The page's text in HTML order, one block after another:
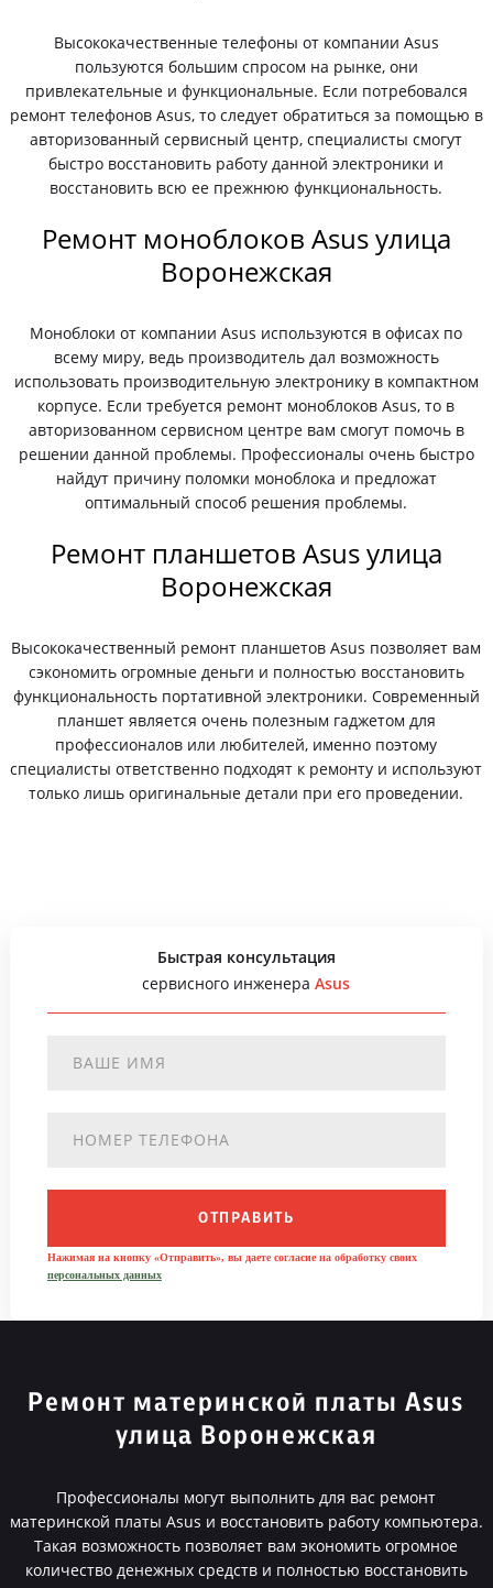
Высококачественные телефоны от компании Asus
пользуются большим спросом на рынке, они
привлекательные и функциональные. Если потребовался
ремонт телефонов Asus, то следует обратиться за помощью в
авторизованный сервисный центр, специалисты смогут
быстро восстановить работу данной электроники и
восстановить всю ее прежнюю функциональность.
Ремонт моноблоков Asus улица
Воронежская
Моноблоки от компании Asus используются в офисах по
всему миру, ведь производитель дал возможность
использовать производительную электронику в компактном
корпусе. Если требуется ремонт моноблоков Asus, то в
авторизованном сервисном центре вам смогут помочь в
решении данной проблемы. Профессионалы очень быстро
найдут причину поломки моноблока и предложат
оптимальный способ решения проблемы.
Ремонт планшетов Asus улица
Воронежская
Высококачественный ремонт планшетов Asus позволяет вам
сэкономить огромные деньги и полностью восстановить
функциональность портативной электроники. Современный
планшет является очень полезным гаджетом для
профессионалов или любителей, именно поэтому
специалисты ответственно подходят к ремонту и используют
только лишь оригинальные детали при его проведении.
Быстрая консультация
сервисного инженераAsus
ОТПРАВИТЬ
Нажимая на кнопку «Отправить», вы даете согласие на обработку своих
персональных данных
Ремонт материнской платы Asus
улица Воронежская
Профессионалы могут выполнить для вас ремонт
материнской платы Asus и восстановить работу компьютера.
Такая возможность позволяет вам экономить огромное
количество денежных средств и полностью восстановить